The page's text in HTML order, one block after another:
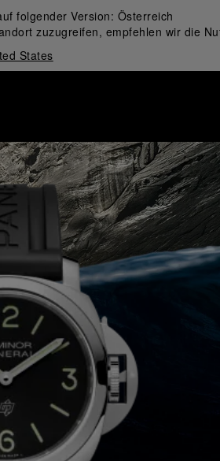
folgender Version: Österreich
zuzugreifen, empfehlen wir die
States